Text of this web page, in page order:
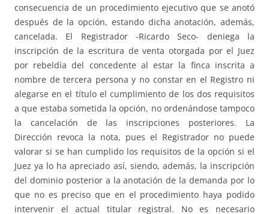
consecuencia de un procedimiento ejecutivo que se anotó
después de la opción, estando dicha anotación, además,
cancelada. El Registrador -Ricardo Seco- deniega la
inscripción de la escritura de venta otorgada por el Juez
por rebeldía del concedente al estar la finca inscrita a
nombre de tercera persona y no constar en el Registro ni
alegarse en el título el cumplimiento de los dos requisitos
a que estaba sometida la opción, no ordenándose tampoco
la cancelación de las inscripciones posteriores. La
Dirección revoca la nota, pues el Registrador no puede
valorar si se han cumplido los requisitos de la opción si el
Juez ya lo ha apreciado así, siendo, además, la inscripción
del dominio posterior a la anotación de la demanda por lo
que no es preciso que en el procedimiento haya podido
intervenir el actual titular registral. No es necesario